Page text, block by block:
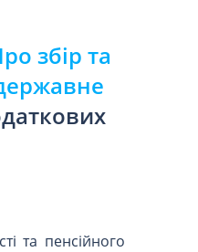
збір та
та пенсійного